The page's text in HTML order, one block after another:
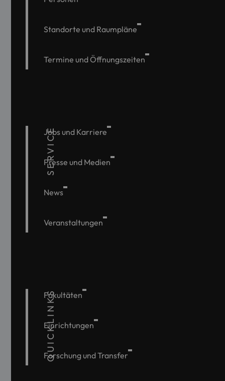
Standorte und Raumpläne
Termine und Öffnungszeiten
SERVICE
Jobs und Karriere
Presse und Medien
News
Veranstaltungen
QUICKLINKS
Fakultäten
Einrichtungen
Forschung und Transfer